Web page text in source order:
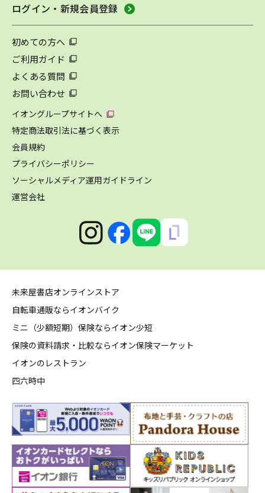
ログイン・新規会員登録
初めての方へ
ご利用ガイド
よくある質問
お問い合わせ
イオングループサイトへ
特定商法取引法に基づく表示
会員規約
プライバシーポリシー
ソーシャルメディア運用ガイドライン
運営会社
未来屋書店オンラインストア
自転車通販ならイオンバイク
ミニ（少額短期）保険ならイオン少短
保険の資料請求・比較ならイオン保険マーケット
イオンのレストラン
四六時中